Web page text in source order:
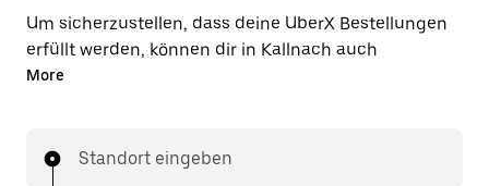
Um sicherzustellen, dass deine UberX Bestellungen
erfüllt werden, können dir in Kallnach auch
lizenzierte Taxifahrer*innen zugewiesen werden. In
Preise, die du von UberX kennst, während du mit
More
Standort eingeben